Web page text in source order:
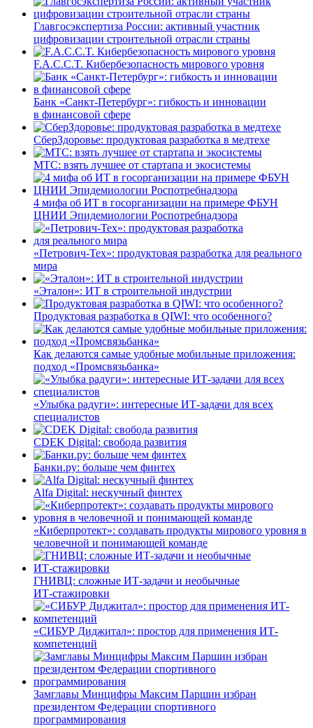
Главгосэкспертиза России: активный участник
цифровизации строительной отрасли страны
F.A.C.C.T. Кибербезопасность мирового уровня
Банк «Санкт-Петербург»: гибкость и инновации
в финансовой сфере
СберЗдоровье: продуктовая разработка в медтехе
МТС: взять лучшее от стартапа и экосистемы
4 мифа об ИТ в госорганизации на примере ФБУН
ЦНИИ Эпидемиологии Роспотребнадзора
«Петрович-Тех»: продуктовая разработка для реального
мира
«Эталон»: ИТ в строительной индустрии
Продуктовая разработка в QIWI: что особенного?
Как делаются самые удобные мобильные приложения:
подход «Промсвязьбанка»
«Улыбка радуги»: интересные ИТ-задачи для всех
специалистов
CDEK Digital: свобода развития
Банки.ру: больше чем финтех
Alfa Digital: нескучный финтех
«Киберпротект»: создавать продукты мирового уровня в
человечной и понимающей команде
ГНИВЦ: сложные ИТ‑задачи и необычные
ИТ‑стажировки
«СИБУР Диджитал»: простор для применения ИТ-
компетенций
Замглавы Минцифры Максим Паршин избран
президентом Федерации спортивного
программирования